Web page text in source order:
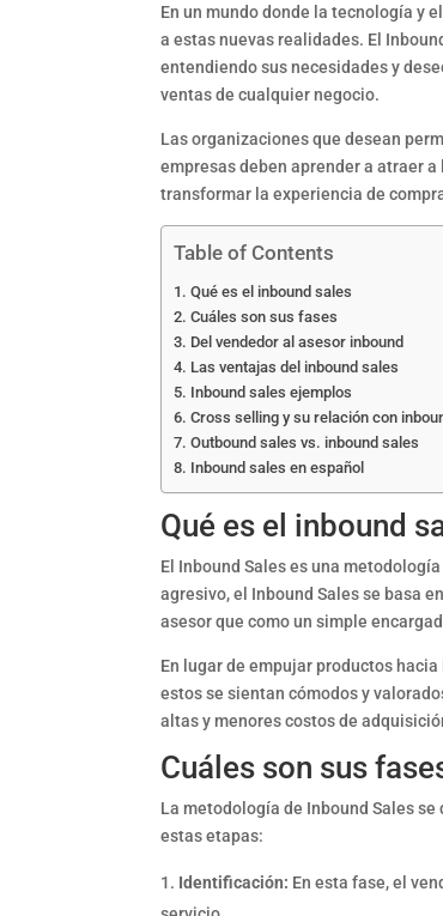
En un mundo donde la tecnología y
a estas nuevas realidades. El
entendiendo sus necesidades y
ventas de cualquier negocio.
Las organizaciones que desean
empresas deben aprender a atraer
transformar la experiencia de
Table of Contents
Qué es el inbound sales
Cuáles son sus fases
Del vendedor al asesor inbound
Las ventajas del inbound sales
Inbound sales ejemplos
Cross selling y su relación con
Outbound sales vs. inbound sales
Inbound sales en español
Qué es el inbound
El Inbound Sales es una
agresivo, el Inbound Sales se basa
asesor que como un simple
En lugar de empujar productos
estos se sientan cómodos y
altas y menores costos de
Cuáles son sus
La metodología de Inbound Sales
estas etapas:
Identificación: En esta fase, el